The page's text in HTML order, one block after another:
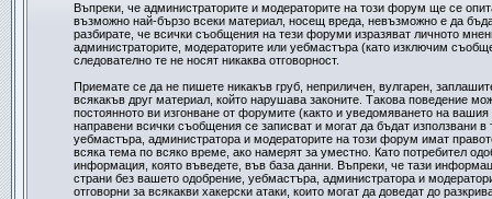
Въпреки, че администраторите и модераторите на този форум ще се
възможно най-бързо всеки материал, носещ вреда, невъзможно е да
разбирате, че всички съобщения на тези форуми изразяват личното
администраторите, модераторите или уебмастъра (като изключим
следователно те не носят никаква отговорност.
Приемате се да не пишете никакъв груб, неприличен, вулгарен,
всякакъв друг материал, който нарушава законите. Такова поведение
постоянното ви изгонване от форумите (както и уведомяването на вашия
направени всички съобщения се записват и могат да бъдат използвани
уебмастъра, администратора и модераторите на този форум имат
всяка тема по всяко време, ако намерят за уместно. Като потребител
информация, която въведете, във база данни. Въпреки, че тази
страни без вашето одобрение, уебмастъра, администратора и
отговорни за всякакви хакерски атаки, които могат да доведат до